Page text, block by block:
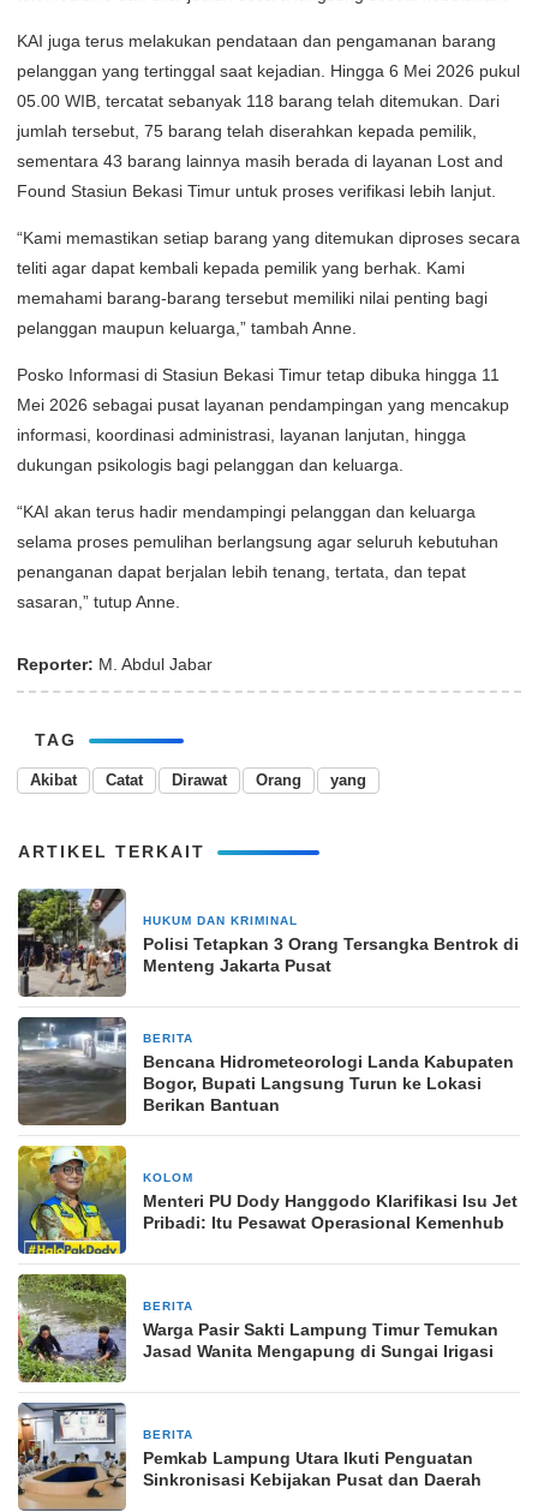
KAI juga terus melakukan pendataan dan pengamanan barang
pelanggan yang tertinggal saat kejadian. Hingga 6 Mei 2026 pukul
05.00 WIB, tercatat sebanyak 118 barang telah ditemukan. Dari
jumlah tersebut, 75 barang telah diserahkan kepada pemilik,
sementara 43 barang lainnya masih berada di layanan Lost and
Found Stasiun Bekasi Timur untuk proses verifikasi lebih lanjut.
“Kami memastikan setiap barang yang ditemukan diproses secara
teliti agar dapat kembali kepada pemilik yang berhak. Kami
memahami barang-barang tersebut memiliki nilai penting bagi
pelanggan maupun keluarga,” tambah Anne.
Posko Informasi di Stasiun Bekasi Timur tetap dibuka hingga 11
Mei 2026 sebagai pusat layanan pendampingan yang mencakup
informasi, koordinasi administrasi, layanan lanjutan, hingga
dukungan psikologis bagi pelanggan dan keluarga.
“KAI akan terus hadir mendampingi pelanggan dan keluarga
selama proses pemulihan berlangsung agar seluruh kebutuhan
penanganan dapat berjalan lebih tenang, tertata, dan tepat
sasaran,” tutup Anne.
Reporter: M. Abdul Jabar
TAG
Akibat Catat Dirawat Orang yang
ARTIKEL TERKAIT
HUKUM DAN KRIMINAL
Polisi Tetapkan 3 Orang Tersangka Bentrok di
Menteng Jakarta Pusat
BERITA
Bencana Hidrometeorologi Landa Kabupaten
Bogor, Bupati Langsung Turun ke Lokasi
Berikan Bantuan
KOLOM
Menteri PU Dody Hanggodo Klarifikasi Isu Jet
Pribadi: Itu Pesawat Operasional Kemenhub
BERITA
Warga Pasir Sakti Lampung Timur Temukan
Jasad Wanita Mengapung di Sungai Irigasi
BERITA
Pemkab Lampung Utara Ikuti Penguatan
Sinkronisasi Kebijakan Pusat dan Daerah